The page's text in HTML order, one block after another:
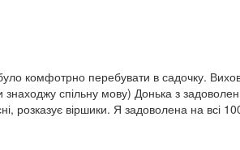
комфотрно перебувати в садочку.
спільну мову) Донька з
розказує віршики. Я задоволена на всі